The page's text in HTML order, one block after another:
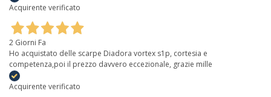
Acquirente verificato
2 Giorni Fa
Ho acquistato delle scarpe Diadora vortex s1p, cortesia e
competenza,poi il prezzo davvero eccezionale, grazie mille
Acquirente verificato